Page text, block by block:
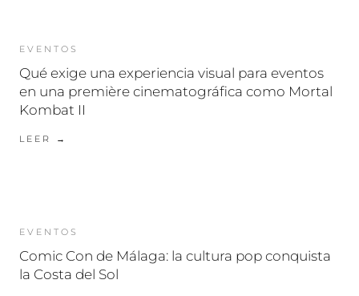
EVENTOS
Qué exige una experiencia visual para eventos
en una première cinematográfica como Mortal
Kombat II
LEER →
EVENTOS
Comic Con de Málaga: la cultura pop conquista
la Costa del Sol